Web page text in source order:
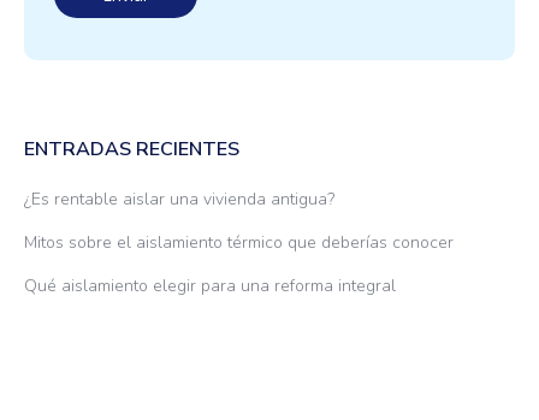
ENTRADAS RECIENTES
¿Es rentable aislar una vivienda antigua?
Mitos sobre el aislamiento térmico que deberías conocer
Qué aislamiento elegir para una reforma integral